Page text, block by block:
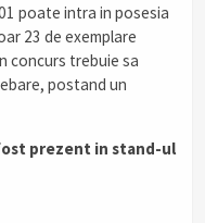
poate intra in posesia
23 de exemplare
concurs trebuie sa
postand un
prezent in stand-ul